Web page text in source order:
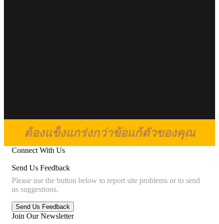
ต้องแข็งแกร่งกว่าข้อแก้ตัวของคุณ
Connect With Us
Send Us Feedback
Please use the button below to report site problems or to send
us suggestions.
Join Our Newsletter